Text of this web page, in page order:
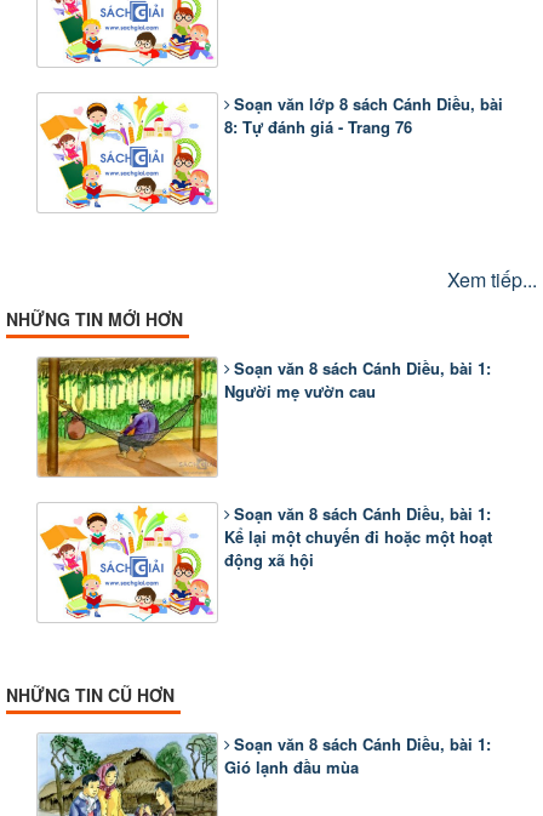
Soạn văn lớp 8 sách Cánh Diều, bài
8: Tự đánh giá - Trang 76
Xem tiếp...
NHỮNG TIN MỚI HƠN
Soạn văn 8 sách Cánh Diều, bài 1:
Người mẹ vườn cau
Soạn văn 8 sách Cánh Diều, bài 1:
Kể lại một chuyến đi hoặc một hoạt
động xã hội
NHỮNG TIN CŨ HƠN
Soạn văn 8 sách Cánh Diều, bài 1:
Gió lạnh đầu mùa